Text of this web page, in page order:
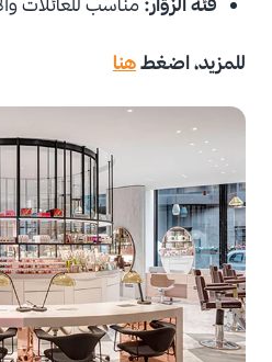
للمزيد، اضغطهنا